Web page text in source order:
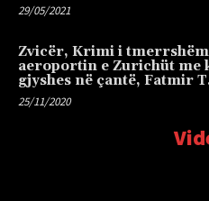
29/05/2021
Zvicër, Krimi i
aeroportin e Zurichüt me
gjyshes në çantë, Fatmir
25/11/2020